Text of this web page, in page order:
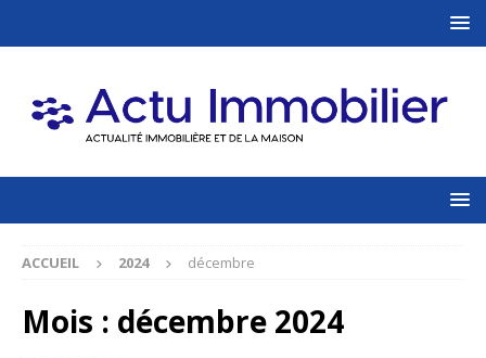
ACCUEIL 2024 décembre
Mois : décembre 2024